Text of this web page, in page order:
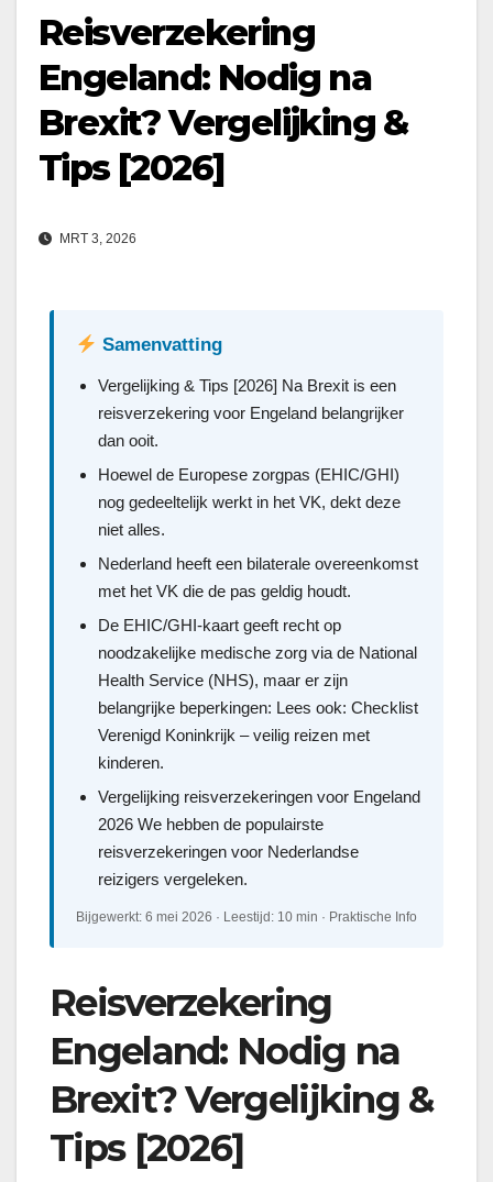
Reisverzekering
Engeland: Nodig na
Brexit? Vergelijking &
Tips [2026]
MRT 3, 2026
Samenvatting
Vergelijking & Tips [2026] Na Brexit is een
reisverzekering voor Engeland belangrijker
dan ooit.
Hoewel de Europese zorgpas (EHIC/GHI)
nog gedeeltelijk werkt in het VK, dekt deze
niet alles.
Nederland heeft een bilaterale overeenkomst
met het VK die de pas geldig houdt.
De EHIC/GHI-kaart geeft recht op
noodzakelijke medische zorg via de National
Health Service (NHS), maar er zijn
belangrijke beperkingen: Lees ook: Checklist
Verenigd Koninkrijk – veilig reizen met
kinderen.
Vergelijking reisverzekeringen voor Engeland
2026 We hebben de populairste
reisverzekeringen voor Nederlandse
reizigers vergeleken.
Bijgewerkt: 6 mei 2026 · Leestijd: 10 min · Praktische Info
Reisverzekering
Engeland: Nodig na
Brexit? Vergelijking &
Tips [2026]